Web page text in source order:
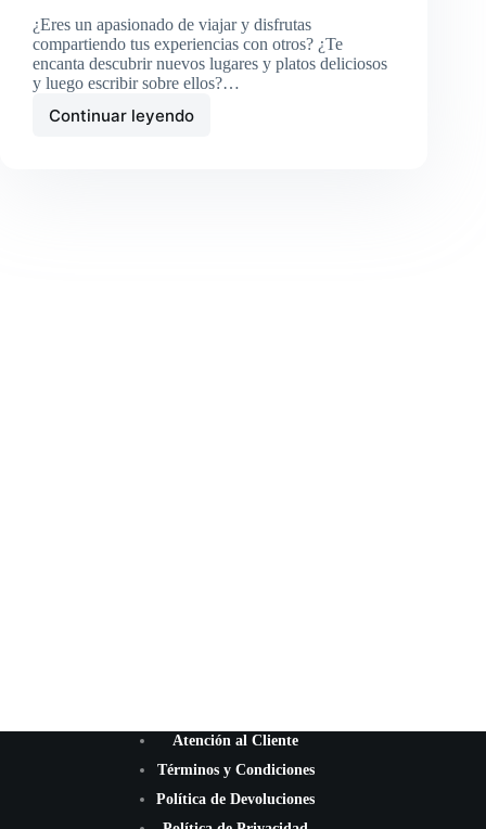
¿Eres un apasionado de viajar y disfrutas
compartiendo tus experiencias con otros? ¿Te
encanta descubrir nuevos lugares y platos deliciosos
y luego escribir sobre ellos?…
Continuar leyendo
Cómo
Atención al Cliente
Términos y Condiciones
Política de Devoluciones